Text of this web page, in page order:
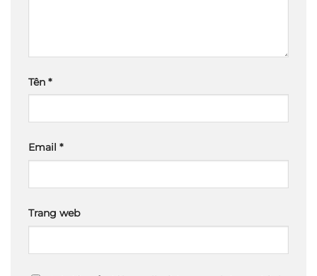
Tên *
Email *
Trang web